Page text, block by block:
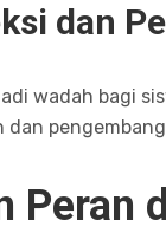
dan
wadah bagi
dan
Peran